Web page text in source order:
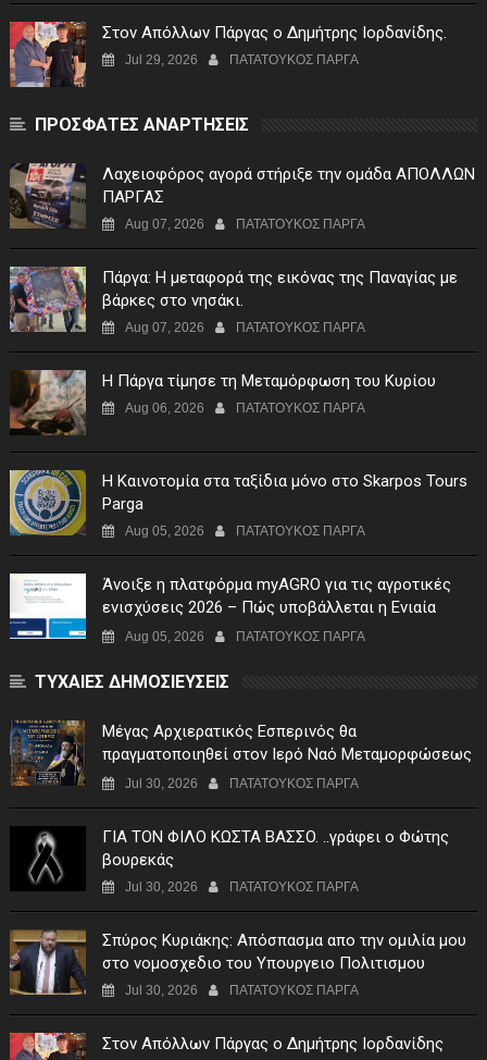
Στον Απόλλων Πάργας ο Δημήτρης Ιορδανίδης.
Jul 29, 2026 ΠΑΤΑΤΟΥΚΟΣ ΠΑΡΓΑ
ΠΡΟΣΦΑΤΕΣ ΑΝΑΡΤΗΣΕΙΣ
Λαχειοφόρος αγορά στήριξε την ομάδα ΑΠΟΛΛΩΝ
ΠΑΡΓΑΣ
Aug 07, 2026 ΠΑΤΑΤΟΥΚΟΣ ΠΑΡΓΑ
Πάργα: Η μεταφορά της εικόνας της Παναγίας με
βάρκες στο νησάκι.
Aug 07, 2026 ΠΑΤΑΤΟΥΚΟΣ ΠΑΡΓΑ
Η Πάργα τίμησε τη Μεταμόρφωση του Κυρίου
Aug 06, 2026 ΠΑΤΑΤΟΥΚΟΣ ΠΑΡΓΑ
Η Καινοτομία στα ταξίδια μόνο στο Skarpos Tours
Parga
Aug 05, 2026 ΠΑΤΑΤΟΥΚΟΣ ΠΑΡΓΑ
Άνοιξε η πλατφόρμα myAGRO για τις αγροτικές
ενισχύσεις 2026 – Πώς υποβάλλεται η Ενιαία
Αίτηση Ενίσχυσης
Aug 05, 2026 ΠΑΤΑΤΟΥΚΟΣ ΠΑΡΓΑ
ΤΥΧΑΙΕΣ ΔΗΜΟΣΙΕΥΣΕΙΣ
Μέγας Αρχιερατικός Εσπερινός θα
πραγματοποιηθεί στον Ιερό Ναό Μεταμορφώσεως
του Σωτήρος Σταυροχωρίου στης 5 Αυγούστου
Jul 30, 2026 ΠΑΤΑΤΟΥΚΟΣ ΠΑΡΓΑ
ΓIA TON ΦIΛO KΩΣTA BAΣΣO. ..γράφει ο Φώτης
βουρεκάς
Jul 30, 2026 ΠΑΤΑΤΟΥΚΟΣ ΠΑΡΓΑ
Σπύρος Κυριάκης: Απόσπασμα απο την ομιλία μου
στο νομοσχεδιο του Υπουργειο Πολιτισμου
Jul 30, 2026 ΠΑΤΑΤΟΥΚΟΣ ΠΑΡΓΑ
Στον Απόλλων Πάργας ο Δημήτρης Ιορδανίδης